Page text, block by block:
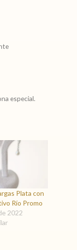
especial.
Plata con
Río Promo
2022